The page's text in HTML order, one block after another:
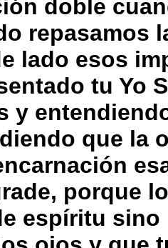
doble
repasamos
lado esos
tu Yo
y
que la
porque
espíritu